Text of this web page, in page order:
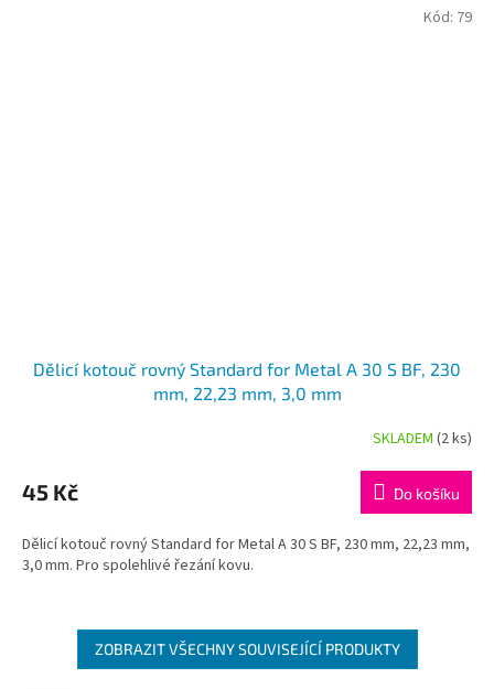
Dělicí kotouč rovný Standard for Metal A 30 S BF, 230
mm, 22,23 mm, 3,0 mm
SKLADEM (2 ks)
45 Kč Do košíku
Dělicí kotouč rovný Standard for Metal A 30 S BF, 230 mm, 22,23 mm,
3,0 mm. Pro spolehlivé řezání kovu.
Kód: 79
ZOBRAZIT VŠECHNY SOUVISEJÍCÍ PRODUKTY